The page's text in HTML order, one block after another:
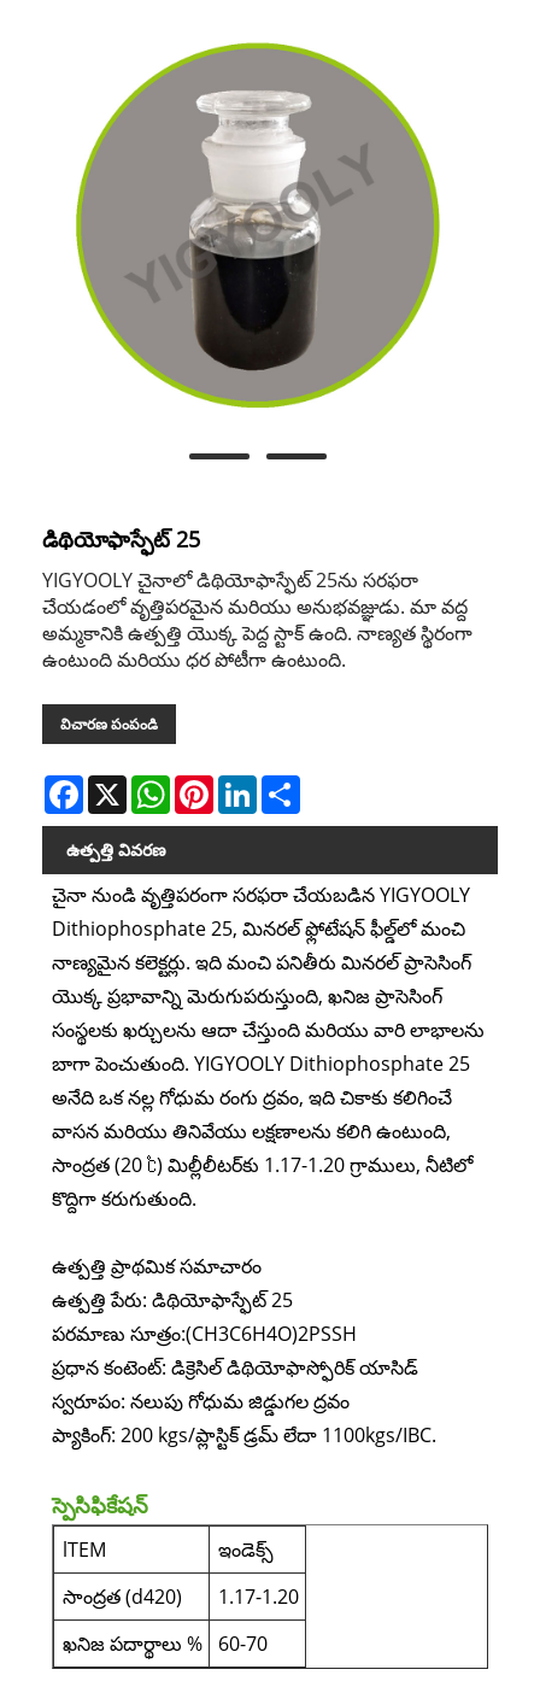
డిథియోఫాస్ఫేట్ 25
YIGYOOLY చైనాలో డిథియోఫాస్ఫేట్ 25ను సరఫరా
చేయడంలో వృత్తిపరమైన మరియు అనుభవజ్ఞుడు. మా వద్ద
అమ్మకానికి ఉత్పత్తి యొక్క పెద్ద స్టాక్ ఉంది. నాణ్యత స్థిరంగా
ఉంటుంది మరియు ధర పోటీగా ఉంటుంది.
విచారణ పంపండి
Facebook
X WhatsAppPinterestLinkedIn
ఉత్పత్తి వివరణ
చైనా నుండి వృత్తిపరంగా సరఫరా చేయబడిన YIGYOOLY
Dithiophosphate 25, మినరల్ ఫ్లోటేషన్ ఫీల్డ్‌లో మంచి
నాణ్యమైన కలెక్టర్లు. ఇది మంచి పనితీరు మినరల్ ప్రాసెసింగ్
యొక్క ప్రభావాన్ని మెరుగుపరుస్తుంది, ఖనిజ ప్రాసెసింగ్
సంస్థలకు ఖర్చులను ఆదా చేస్తుంది మరియు వారి లాభాలను
బాగా పెంచుతుంది. YIGYOOLY Dithiophosphate 25
అనేది ఒక నల్ల గోధుమ రంగు ద్రవం, ఇది చికాకు కలిగించే
వాసన మరియు తినివేయు లక్షణాలను కలిగి ఉంటుంది,
సాంద్రత (20 ℃) ​​మిల్లీలీటర్‌కు 1.17-1.20 గ్రాములు, నీటిలో
కొద్దిగా కరుగుతుంది.
ఉత్పత్తి ప్రాథమిక సమాచారం
ఉత్పత్తి పేరు: డిథియోఫాస్ఫేట్ 25
పరమాణు సూత్రం:(CH3C6H4O)2PSSH
ప్రధాన కంటెంట్: డిక్రెసిల్ డిథియోఫాస్ఫోరిక్ యాసిడ్
స్వరూపం: నలుపు గోధుమ జిడ్డుగల ద్రవం
ప్యాకింగ్: 200 kgs/ప్లాస్టిక్ డ్రమ్ లేదా 1100kgs/IBC.
స్పెసిఫికేషన్
lTEM
ఇండెక్స్
సాంద్రత (d420)
1.17-1.20
ఖనిజ పదార్థాలు %
60-70